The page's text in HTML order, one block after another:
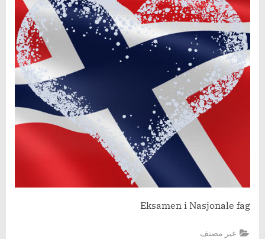
Nasjonale
fag,
vår
2014
Eksamen i Nasjonale fag
غير مصنف